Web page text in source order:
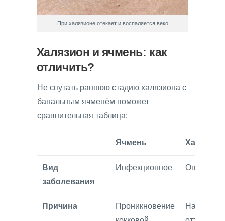
При халязионе отекает и воспаляется веко
Халязион и ячмень: как
отличить?
Не спутать раннюю стадию халязиона с
банальным ячменём поможет
сравнительная таблица:
Ячмень Халязион
Вид
заболевания
Инфекционное
Причина
Проникновение